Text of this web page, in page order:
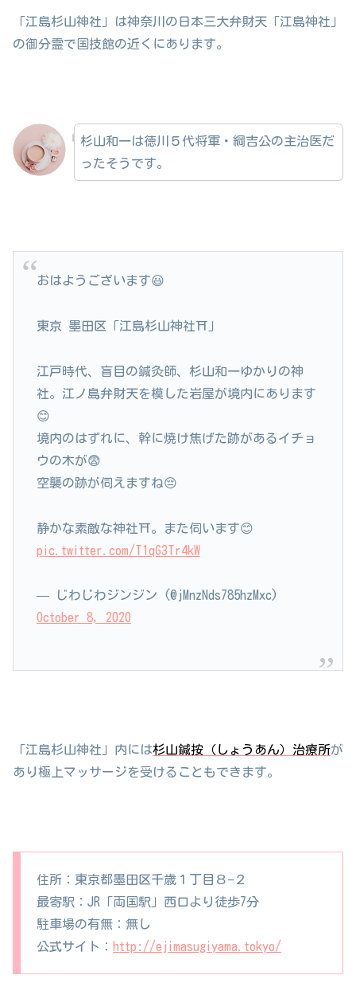
「江島杉山神社」は神奈川の日本三大弁財天「江島神社」
の御分霊で国技館の近くにあります。
杉山和一は徳川５代将軍・綱吉公の主治医だ
ったそうです。
おはようございます😃
東京 墨田区「江島杉山神社⛩」
江戸時代、盲目の鍼灸師、杉山和一ゆかりの神
社。江ノ島弁財天を模した岩屋が境内にあります
😊
境内のはずれに、幹に焼け焦げた跡があるイチョ
ウの木が😨
空襲の跡が伺えますね😔
静かな素敵な神社⛩。また伺います😊
pic.twitter.com/T1qG3Tr4kW
— じわじわジンジン (@jMnzNds785hzMxc)
October 8, 2020
「江島杉山神社」内には杉山鍼按（しょうあん）治療所が
あり極上マッサージを受けることもできます。
住所：東京都墨田区千歳１丁目８−２
最寄駅：JR「両国駅」西口より徒歩7分
駐車場の有無：無し
公式サイト： http://ejimasugiyama.tokyo/